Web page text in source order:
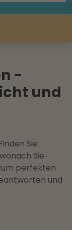
-
und
Finden Sie
Sie
perfekten
und